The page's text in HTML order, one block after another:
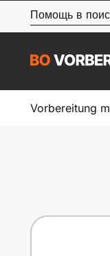
Помощь в
Vorbereitung